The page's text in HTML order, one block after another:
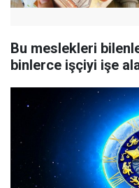
Bu meslekleri
binlerce işçiyi işe